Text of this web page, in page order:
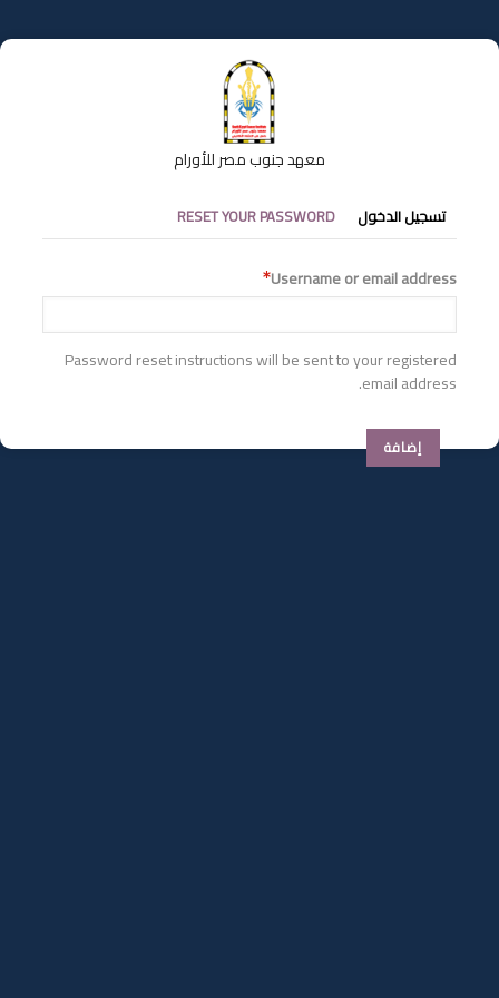
إلى
المحتوى
معهد جنوب مصر للأورام
التبويبات
الأساسية
تسجيل الدخول RESET YOUR PASSWORD
Username or email address
Password reset instructions will be sent to your registered
email address.